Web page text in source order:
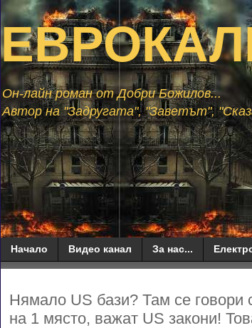
Он-лайн роман от Добри Божилов...
Автор на "Задругата", "Заветът",
Начало Видео канал За нас...
Нямало US бази? Там се говори
на 1 място, важат US закони!